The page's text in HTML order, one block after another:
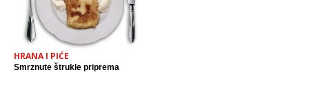
HRANA I PIĆE
Smrznute štrukle priprema